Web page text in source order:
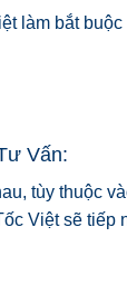
làm bắt
Vấn:
tùy thuộc
Việt sẽ tiếp